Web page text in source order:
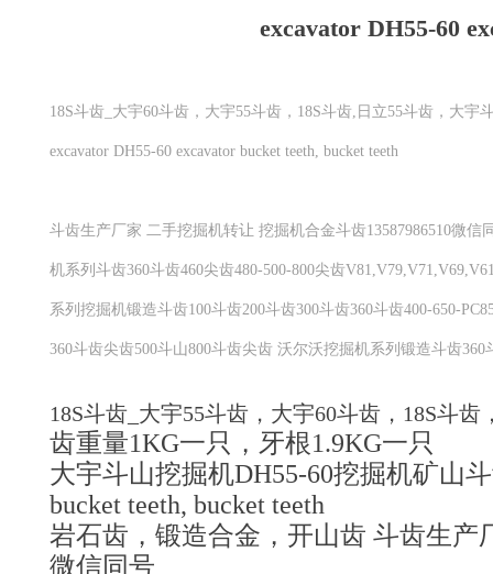
excavator DH55-60
18S斗齿_大宇60斗齿，大宇55斗齿，18S斗齿,日立55斗齿，大宇
excavator DH55-60 excavator bucket teeth, bucket teeth
斗齿生产厂家 二手挖掘机转让 挖掘机合金斗齿13587986510微信
机系列斗齿360斗齿460尖齿480-500-800尖齿
系列挖掘机锻造斗齿100斗齿200斗齿300斗齿360斗齿400-650-
360斗齿尖齿500斗山800斗齿尖齿 沃尔沃挖掘机系列锻造斗齿360
18S斗齿_大宇55斗齿，大宇60斗齿，18S斗
齿重量1KG一只，牙根1.9KG一只
大宇斗山挖掘机DH55-60挖掘机矿山斗
bucket teeth, bucket teeth
岩石齿，锻造合金，开山齿 斗齿生产
微信同号